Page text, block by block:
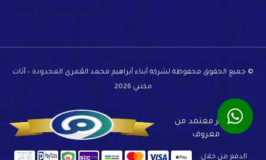
© جميع الحقوق محفوظة لشركة أبناء أبراهيم محمد العُمري المحدودة – أثاث
مكتبي 2026
المتجر معتمد من
معروف
الدفع من خلال: